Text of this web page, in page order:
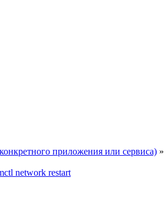
приложения или сервиса) »
network restart